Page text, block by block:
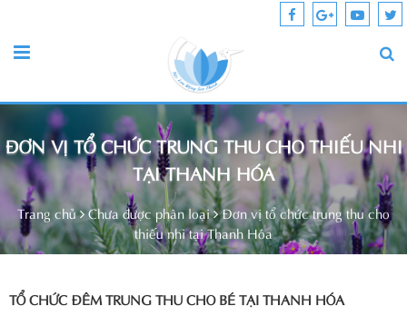
ĐƠN VỊ TỔ CHỨC TRUNG THU CHO THIẾU NHI
TẠI THANH HÓA
Trang chủ Chưa được phân loại Đơn vị tổ chức trung thu cho
thiếu nhi tại Thanh Hóa
TỔ CHỨC ĐÊM TRUNG THU CHO BÉ TẠI THANH HÓA